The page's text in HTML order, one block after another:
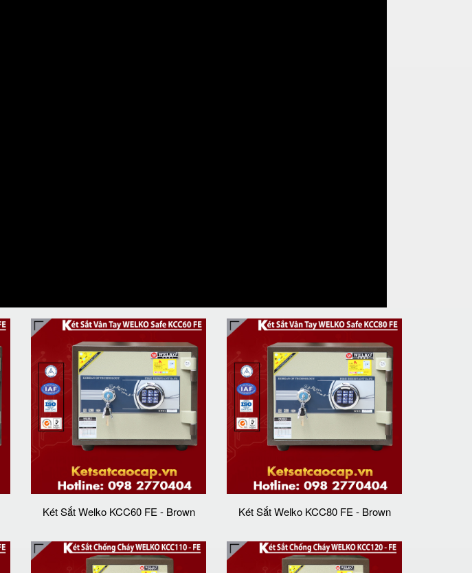
Két Sắt Welko KCC60 FE - Brown Két Sắt Welko KCC80 FE - Brown